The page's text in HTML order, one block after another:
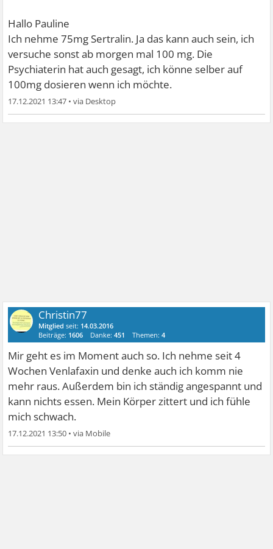
Hallo Pauline
Ich nehme 75mg Sertralin. Ja das kann auch sein, ich
versuche sonst ab morgen mal 100 mg. Die
Psychiaterin hat auch gesagt, ich könne selber auf
100mg dosieren wenn ich möchte.
17.12.2021 13:47 •
Christin77
Mitglied seit: 14.03.2016
Beiträge: 1606 Danke:451 Themen:4
Mir geht es im Moment auch so. Ich nehme seit 4
Wochen Venlafaxin und denke auch ich komm nie
mehr raus. Außerdem bin ich ständig angespannt und
kann nichts essen. Mein Körper zittert und ich fühle
mich schwach.
17.12.2021 13:50 •